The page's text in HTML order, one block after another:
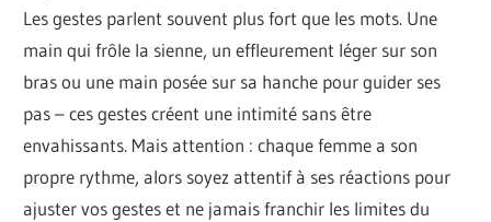
Les gestes parlent souvent plus fort que les mots. Une
main qui frôle la sienne, un effleurement léger sur son
bras ou une main posée sur sa hanche pour guider ses
pas – ces gestes créent une intimité sans être
envahissants. Mais attention : chaque femme a son
propre rythme, alors soyez attentif à ses réactions pour
ajuster vos gestes et ne jamais franchir les limites du